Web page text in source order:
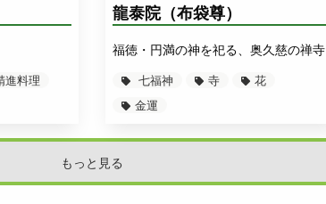
進料理
龍泰院（布袋尊）
福徳・円満の神を祀る、奥久慈の禅寺
七福神 寺
花
金運
もっと見る